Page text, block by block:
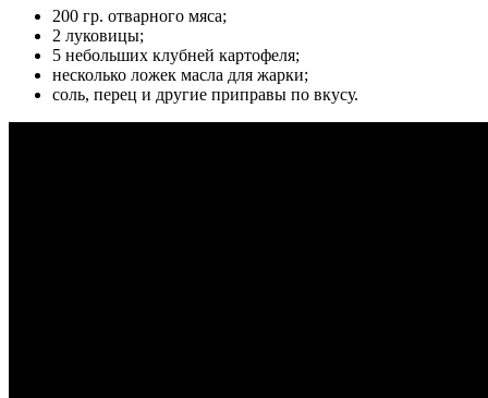
200 гр. отварного мяса;
2 луковицы;
5 небольших клубней картофеля;
несколько ложек масла для жарки;
соль, перец и другие приправы по вкусу.